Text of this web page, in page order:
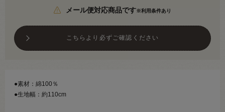
メール便対応商品です※利用条件あり
こちらより必ずご確認ください
●素材：綿100％
●生地幅：約110cm